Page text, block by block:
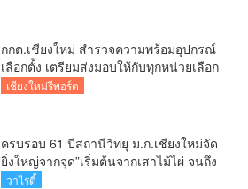
กกต.เชียงใหม่ สำรวจความพร้อมอุปกรณ์
เลือกตั้ง เตรียมส่งมอบให้กับทุกหน่วยเลือก
ตั้งในวันพรุ่งนี้
เชียงใหม่รีพอร์ต
ครบรอบ 61 ปีสถานีวิทยุ ม.ก.เชียงใหม่จัด
ยิ่งใหญ่จากจุด”เริ่มต้นจากเสาไม้ไผ่ จนถึง
วันที่มี KURplus ในวันนี้”
วาไรตี้